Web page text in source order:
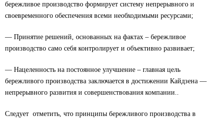
бережливое производство формирует систему непрерывного и
своевременного обеспечения всеми необходимыми ресурсами;
— Принятие решений, основанных на фактах – бережливое
производство само себя контролирует и объективно развивает;
— Нацеленность на постоянное улучшение – главная цель
бережливого производства заключается в достижении Кайдзена —
непрерывного развития и совершенствования компании..
Следует отметить, что принципы бережливого производства в